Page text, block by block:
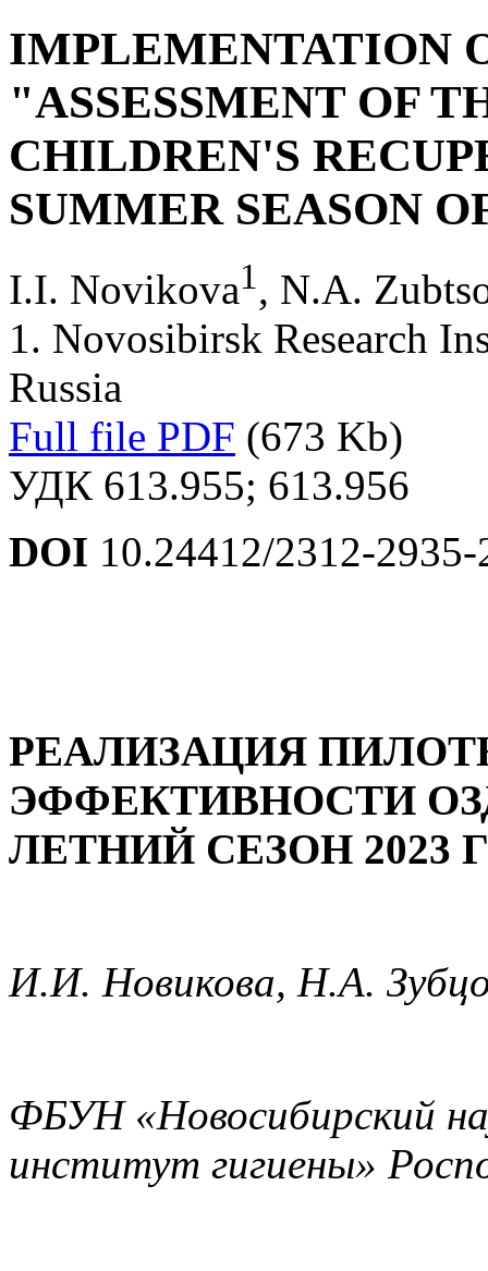
IMPLEMENTATION
"ASSESSMENT OF
CHILDREN'S
SUMMER SEASON
I.I. Novikova1, N.A.
1. Novosibirsk Research
Russia
Full file PDF (673 Kb)
УДК 613.955; 613.956
DOI 10.24412/2312-
РЕАЛИЗАЦИЯ
ЭФФЕКТИВНОСТИ
ЛЕТНИЙ СЕЗОН 2023
И.И. Новикова, Н.А.
ФБУН «Новосибирский
институт гигиены»